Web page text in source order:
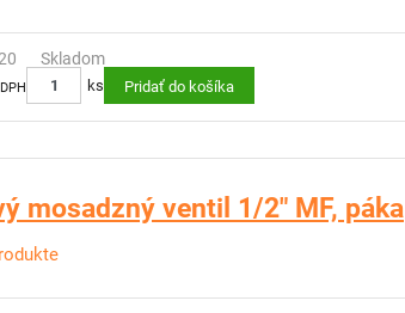
Skladom
ks Pridať do košíka
mosadzný ventil 1/2" MF, páka